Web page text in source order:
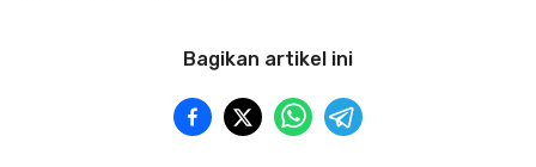
Bagikan artikel ini